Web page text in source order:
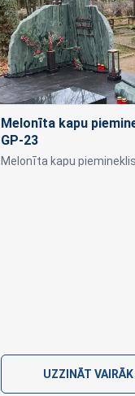
Melonīta kapu
GP-23
Melonīta kapu
UZZINĀT VAIRĀK